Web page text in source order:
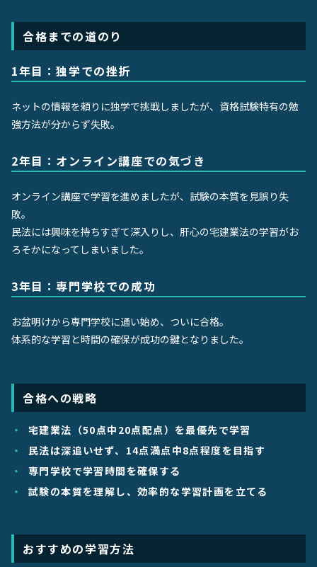
合格までの道のり
1年目：独学での挫折
ネットの情報を頼りに独学で挑戦しましたが、資格試験特有の勉
強方法が分からず失敗。
2年目：オンライン講座での気づき
オンライン講座で学習を進めましたが、試験の本質を見誤り失
敗。
民法には興味を持ちすぎて深入りし、肝心の宅建業法の学習がお
ろそかになってしまいました。
3年目：専門学校での成功
お盆明けから専門学校に通い始め、ついに合格。
体系的な学習と時間の確保が成功の鍵となりました。
合格への戦略
宅建業法（50点中20点配点）を最優先で学習
民法は深追いせず、14点満点中8点程度を目指す
専門学校で学習時間を確保する
試験の本質を理解し、効率的な学習計画を立てる
おすすめの学習方法